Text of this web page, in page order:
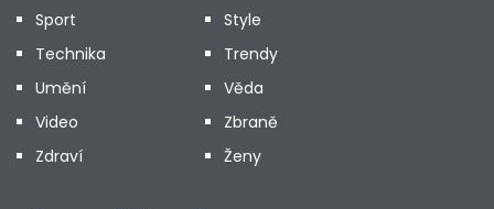
Sport
Style
Technika
Trendy
Umění
Věda
Video
Zbraně
Zdraví
Ženy